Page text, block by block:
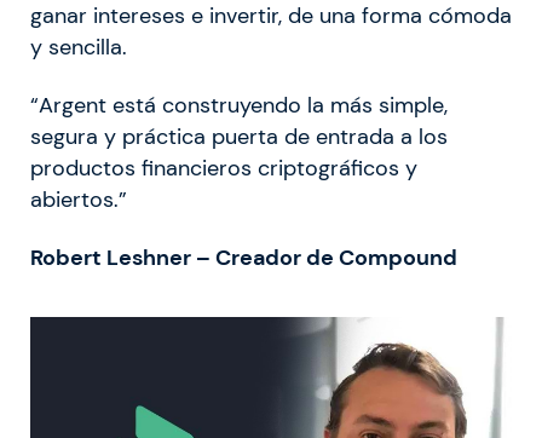
ganar intereses e invertir, de una forma cómoda
y sencilla.
“Argent está construyendo la más simple,
segura y práctica puerta de entrada a los
productos financieros criptográficos y
abiertos.”
Robert Leshner – Creador de Compound